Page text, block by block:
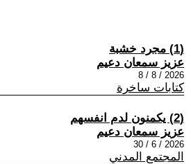
(1) مجرد خشبة
عزيز سمعان دعيم
2026 / 8 / 8
كتابات ساخرة
(2) يكمنون لدم انفسهم
عزيز سمعان دعيم
2026 / 6 / 30
المجتمع المدني